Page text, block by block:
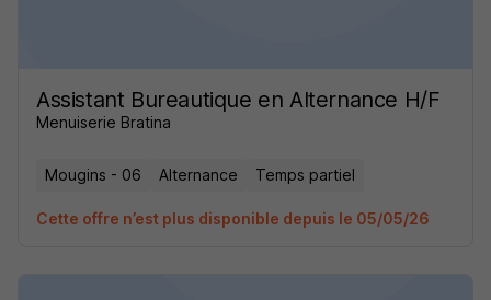
Assistant Bureautique en Alternance H/F
Menuiserie Bratina
Mougins - 06 Alternance Temps partiel
Cette offre n’est plus disponible depuis le 05/05/26